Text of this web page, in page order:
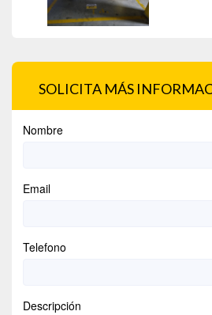
SOLICITA MÁS
Nombre
Email
Telefono
Descripción